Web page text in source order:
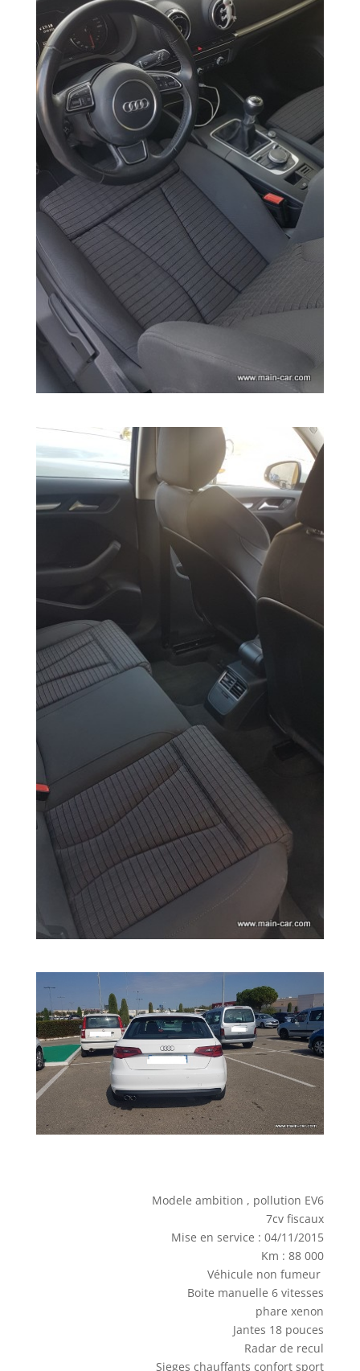
Modele ambition , pollution EV6
7cv fiscaux
Mise en service : 04/11/2015
Km : 88 000
Véhicule non fumeur
Boite manuelle 6 vitesses
phare xenon
Jantes 18 pouces
Radar de recul
Sieges chauffants confort sport